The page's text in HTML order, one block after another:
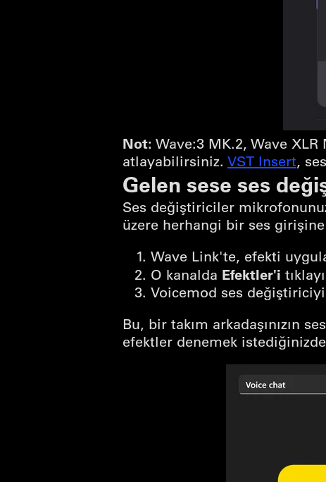
Not: Wave:3 MK.2, Wave XLR
atlayabilirsiniz. VST Insert,
Gelen sese ses
Ses değiştiriciler
üzere herhangi bir ses
Wave Link'te, efekti
O kanalda Efektler'i
Voicemod ses
Bu, bir takım arkadaşınızın
efektler denemek